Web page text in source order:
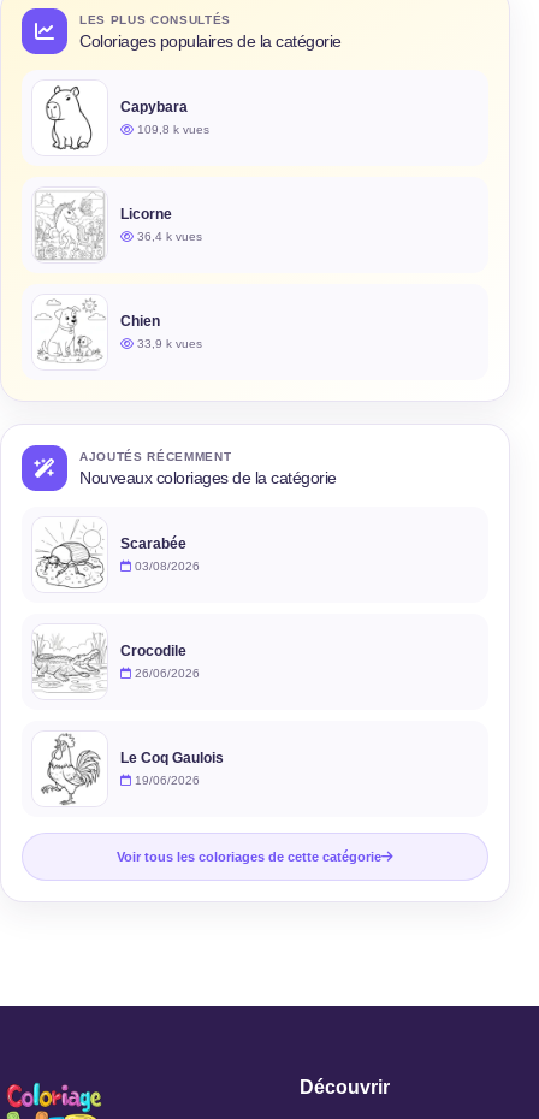
LES PLUS CONSULTÉS
Coloriages populaires de la catégorie
Capybara
109,8 k vues
Licorne
36,4 k vues
Chien
33,9 k vues
AJOUTÉS RÉCEMMENT
Nouveaux coloriages de la catégorie
Scarabée
03/08/2026
Crocodile
26/06/2026
Le Coq Gaulois
19/06/2026
Voir tous les coloriages de cette catégorie
Découvrir